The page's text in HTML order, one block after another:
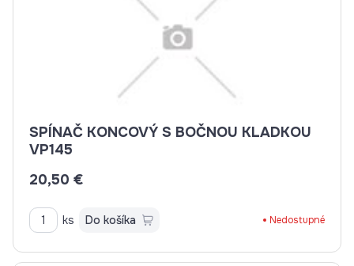
SPÍNAČ KONCOVÝ S BOČNOU KLADKOU
VP145
20,50 €
ks Do košíka Nedostupné